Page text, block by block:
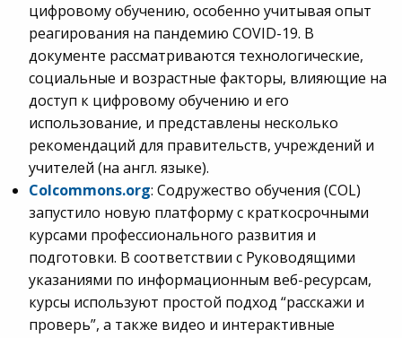
цифровому обучению, особенно учитывая опыт
реагирования на пандемию COVID-19. В
документе рассматриваются технологические,
социальные и возрастные факторы, влияющие на
доступ к цифровому обучению и его
использование, и представлены несколько
рекомендаций для правительств, учреждений и
учителей (на англ. языке).
Colcommons.org: Содружество обучения (COL)
запустило новую платформу с краткосрочными
курсами профессионального развития и
подготовки. В соответствии с Руководящими
указаниями по информационным веб-ресурсам,
курсы используют простой подход “расскажи и
проверь”, а также видео и интерактивные